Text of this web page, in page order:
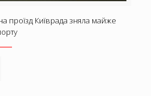
проїзд Київрада зняла майже